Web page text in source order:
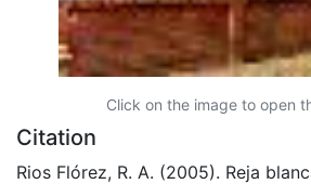
Click on the image to open
Citation
Rios Flórez, R. A. (2005). Reja